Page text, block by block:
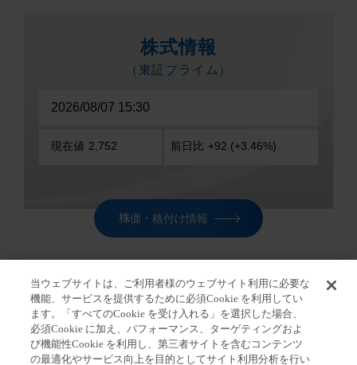
ホーム > 株主・投資家の皆さま > IR ライブラリ >
発表関連資料 > 2015年度
株価・格付け情報
当ウェブサイトは、ご利用者様のウェブサイト利用に必要な
機能、サービスを提供するために必須Cookie を利用してい
ます。「すべてのCookie を受け入れる」を選択した場合、
必須Cookie に加え、パフォーマンス、ターゲティングおよ
び機能性Cookie を利用し、第三者サイトを含むコンテンツ
の最適化やサービス向上を目的としてサイト利用分析を行い